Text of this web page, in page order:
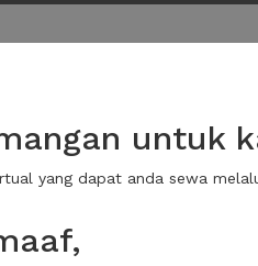
untuk
yang dapat anda sewa